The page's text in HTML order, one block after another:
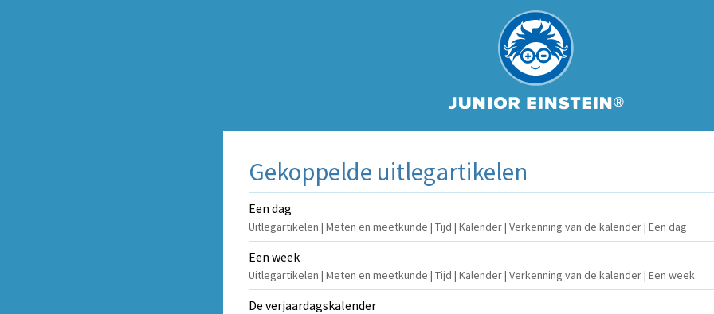
Gekoppelde uitlegartikelen
Een dag
Uitlegartikelen | Meten en meetkunde | Tijd | Kalender | Verkenning van de kalender | Een dag
Een week
Uitlegartikelen | Meten en meetkunde | Tijd | Kalender | Verkenning van de kalender | Een week
De verjaardagskalender